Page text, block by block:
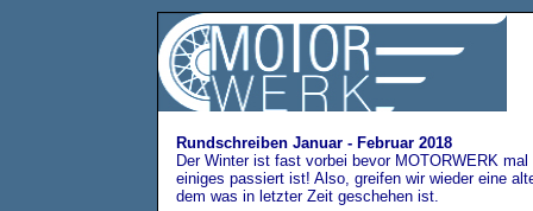
Rundschreiben Januar - Februar 2018
Der Winter ist fast vorbei bevor MOTORWERK
einiges passiert ist! Also, greifen wir wieder eine
dem was in letzter Zeit geschehen ist.